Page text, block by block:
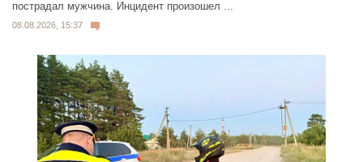
пострадал мужчина. Инцидент произошел ...
08.08.2026, 15:37